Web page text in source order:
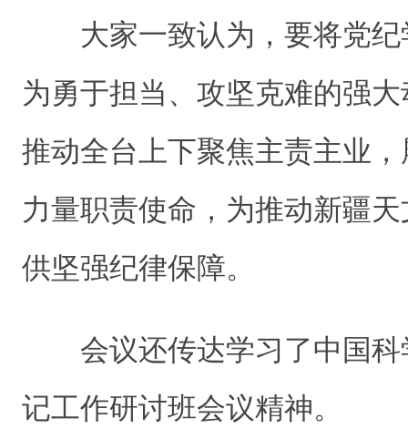
大家一致认为，要将党
为勇于担当、攻坚克难的强
推动全台上下聚焦主责主业
力量职责使命，为推动新疆
供坚强纪律保障。
会议还传达学习了中国
记工作研讨班会议精神。